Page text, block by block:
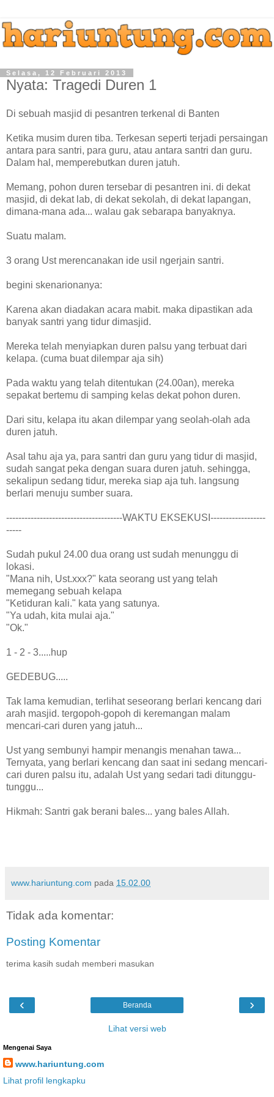
Selasa, 12 Februari 2013
Nyata: Tragedi Duren 1
Di sebuah masjid di pesantren terkenal di Banten
Ketika musim duren tiba. Terkesan seperti terjadi persaingan
antara para santri, para guru, atau antara santri dan guru.
Dalam hal, memperebutkan duren jatuh.
Memang, pohon duren tersebar di pesantren ini. di dekat
masjid, di dekat lab, di dekat sekolah, di dekat lapangan,
dimana-mana ada... walau gak sebarapa banyaknya.
Suatu malam.
3 orang Ust merencanakan ide usil ngerjain santri.
begini skenarionanya:
Karena akan diadakan acara mabit. maka dipastikan ada
banyak santri yang tidur dimasjid.
Mereka telah menyiapkan duren palsu yang terbuat dari
kelapa. (cuma buat dilempar aja sih)
Pada waktu yang telah ditentukan (24.00an), mereka
sepakat bertemu di samping kelas dekat pohon duren.
Dari situ, kelapa itu akan dilempar yang seolah-olah ada
duren jatuh.
Asal tahu aja ya, para santri dan guru yang tidur di masjid,
sudah sangat peka dengan suara duren jatuh. sehingga,
sekalipun sedang tidur, mereka siap aja tuh. langsung
berlari menuju sumber suara.
--------------------------------------WAKTU EKSEKUSI------------------
-----
Sudah pukul 24.00 dua orang ust sudah menunggu di
lokasi.
"Mana nih, Ust.xxx?" kata seorang ust yang telah
memegang sebuah kelapa
"Ketiduran kali." kata yang satunya.
"Ya udah, kita mulai aja."
"Ok."
1 - 2 - 3.....hup
GEDEBUG.....
Tak lama kemudian, terlihat seseorang berlari kencang dari
arah masjid. tergopoh-gopoh di keremangan malam
mencari-cari duren yang jatuh...
Ust yang sembunyi hampir menangis menahan tawa...
Ternyata, yang berlari kencang dan saat ini sedang mencari-
cari duren palsu itu, adalah Ust yang sedari tadi ditunggu-
tunggu...
Hikmah: Santri gak berani bales... yang bales Allah.
www.hariuntung.com pada 15.02.00
Tidak ada komentar:
Posting Komentar
terima kasih sudah memberi masukan
‹ ›
Beranda
Lihat versi web
Mengenai Saya
www.hariuntung.com
Lihat profil lengkapku